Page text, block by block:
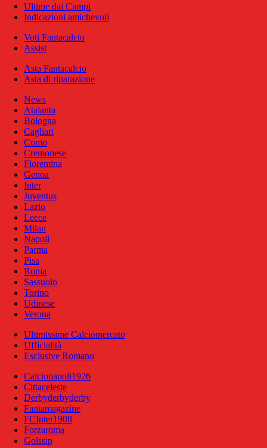
Ultime dai Campi
Indicazioni amichevoli
Voti Fantacalcio
Assist
Asta Fantacalcio
Asta di riparazione
News
Atalanta
Bologna
Cagliari
Como
Cremonese
Fiorentina
Genoa
Inter
Juventus
Lazio
Lecce
Milan
Napoli
Parma
Pisa
Roma
Sassuolo
Torino
Udinese
Verona
Ultimissime Calciomercato
Ufficialità
Esclusive Romano
Calcionapoli1926
Cittaceleste
Derbyderbyderby
Fantamagazine
FCInter1908
Forzaroma
Golssip